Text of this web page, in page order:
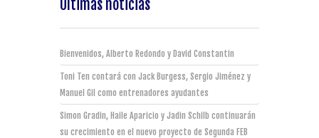
Últimas noticias
Bienvenidos, Alberto Redondo y David Constantin
Toni Ten contará con Jack Burgess, Sergio Jiménez y
Manuel Gil como entrenadores ayudantes
Simon Gradin, Haile Aparicio y Jadin Schilb continuarán
su crecimiento en el nuevo proyecto de Segunda FEB